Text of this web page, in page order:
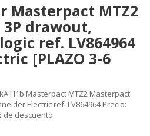
Masterpact MTZ2
3P drawout,
ref. LV864964
[PLAZO 3-6
H1b Masterpact MTZ2 Masterpact
Electric ref. LV864964 Precio:
de descuento